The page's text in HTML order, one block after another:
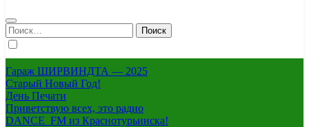
Найти:
Гараж ШИРВИНДТА — 2025
Старый Новый Год!
День Печати
Приветствую всех, это радио
DANCE_FM из Краснотурьинска!